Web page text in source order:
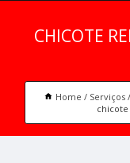
CHICOTE
Home Serviços
chicote